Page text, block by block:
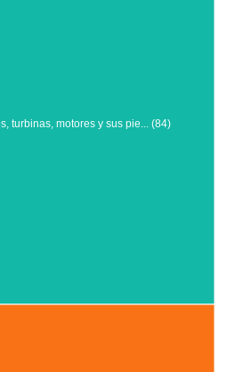
turbinas, motores y sus pie... (84)